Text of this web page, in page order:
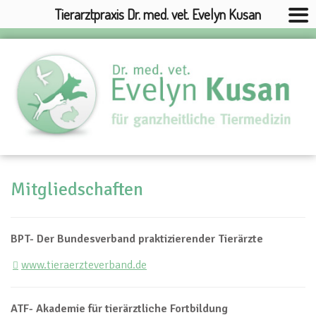
Mitgliedschaften
BPT- Der Bundesverband praktizierender Tierärzte
www.tieraerzteverband.de
ATF- Akademie für tierärztliche Fortbildung
Tierarztpraxis Dr. med. vet. Evelyn Kusan